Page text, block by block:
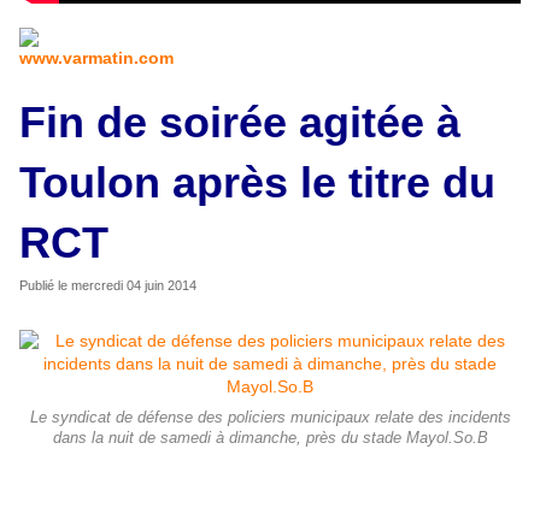
www.varmatin.com
Fin de soirée agitée à
Toulon après le titre du
RCT
Publié le mercredi 04 juin 2014
Le syndicat de défense des policiers municipaux relate des incidents
dans la nuit de samedi à dimanche, près du stade Mayol.So.B